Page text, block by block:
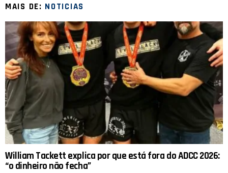
MAIS DE: NOTICIAS
William Tackett explica por que está fora do ADCC 2026:
“o dinheiro não fecha”